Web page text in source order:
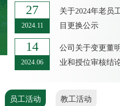
27
2024.11
关于2024年老员
目更换公示
14
2024.06
公司关于变更董
业和授位审核结
员工活动 教工活动